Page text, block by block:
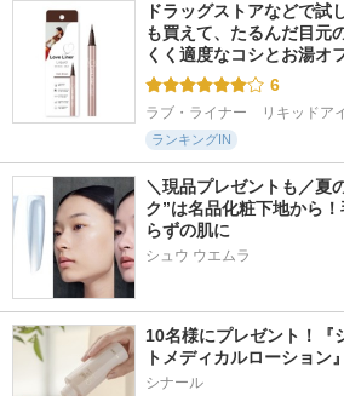
ドラッグストアなどで試
も買えて、たるんだ目元
くく適度なコシとお湯オ
6
ラブ・ライナー　リキッドア
ランキングIN
＼現品プレゼントも／夏
ク”は名品化粧下地から
らずの肌に
シュウ ウエムラ
10名様にプレゼント！『
トメディカルローション』
シナール